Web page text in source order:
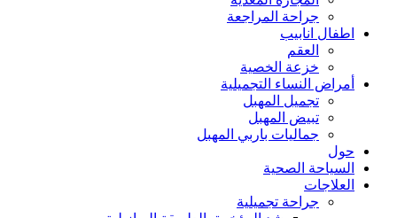
جراحة المراجعة
اطفال انابيب
العقم
خزعة الخصية
أمراض النساء التجميلية
تجميل المهبل
تبيض المهبل
جماليات باربي المهبل
حول
السياحة الصحية
العلاجات
جراحة تجميلية